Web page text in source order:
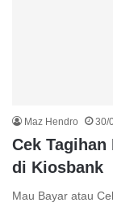
Maz Hendro 30/
Cek Tagihan
di Kiosbank
Mau Bayar atau